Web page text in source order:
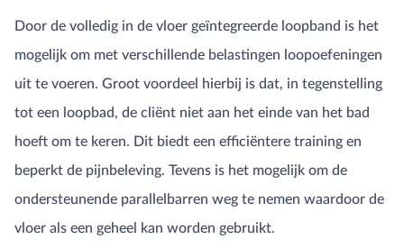
Door de volledig in de vloer geïntegreerde loopband is het
mogelijk om met verschillende belastingen loopoefeningen
uit te voeren. Groot voordeel hierbij is dat, in tegenstelling
tot een loopbad, de cliënt niet aan het einde van het bad
hoeft om te keren. Dit biedt een efficiëntere training en
beperkt de pijnbeleving. Tevens is het mogelijk om de
ondersteunende parallelbarren weg te nemen waardoor de
vloer als een geheel kan worden gebruikt.